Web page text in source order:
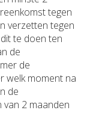
tegen
verzetten tegen
te doen ten
de
de
welk moment na
de
van 2 maanden